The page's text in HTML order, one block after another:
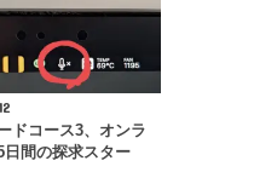
ドコース3、オンラ
日間の探求スター